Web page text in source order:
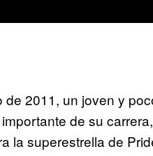
2011, un joven y
de su
la superestrella de